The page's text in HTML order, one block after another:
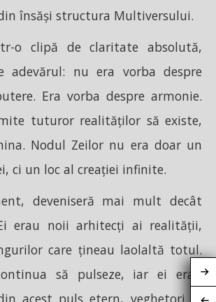
însăși structura Multiversului.
o clipă de claritate absolută,
adevărul: nu era vorba despre
Era vorba despre armonie.
tuturor realităților să existe,
Nodul Zeilor nu era doar un
ci un loc al creației infinite.
deveniseră mai mult decât
erau noii arhitecți ai realității,
care țineau laolaltă totul.
să pulseze, iar ei erau
acest puls etern, veghetori ai